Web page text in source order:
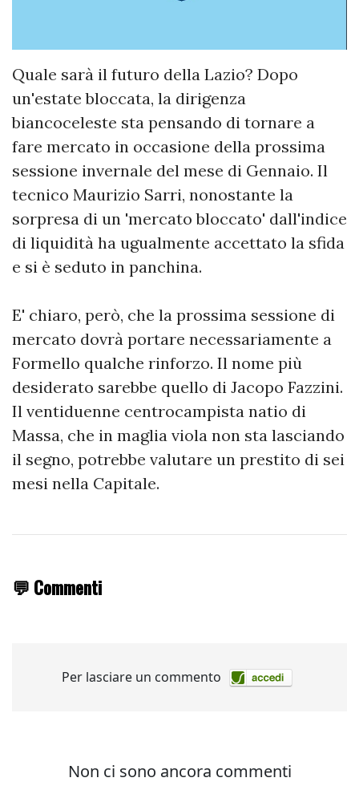
Quale sarà il futuro della Lazio? Dopo
un'estate bloccata, la dirigenza
biancoceleste sta pensando di tornare a
fare mercato in occasione della prossima
sessione invernale del mese di Gennaio. Il
tecnico Maurizio Sarri, nonostante la
sorpresa di un 'mercato bloccato' dall'indice
di liquidità ha ugualmente accettato la sfida
e si è seduto in panchina.
E' chiaro, però, che la prossima sessione di
mercato dovrà portare necessariamente a
Formello qualche rinforzo. Il nome più
desiderato sarebbe quello di Jacopo Fazzini.
Il ventiduenne centrocampista natio di
Massa, che in maglia viola non sta lasciando
il segno, potrebbe valutare un prestito di sei
mesi nella Capitale.
💬 Commenti